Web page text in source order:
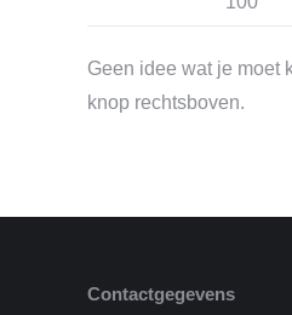
Geen idee wat je moet
knop rechtsboven.
Contactgegevens